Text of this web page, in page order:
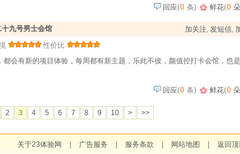
回应(0 条) 鲜花(0 朵
加关注, 发短信,
十九号男士会馆
性价比
会有新的项目体验，每周都有新主题，乐此不彼，颜值控打卡会馆，也
回应(0 条) 鲜花(0 朵
2 3 4 5 6 7 8 9 10 > >>
关于23体验网 广告服务 服务条款 网站地图 返回